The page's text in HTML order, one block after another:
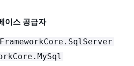
이스 공급자